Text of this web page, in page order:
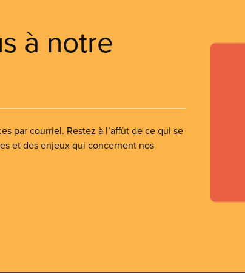
à notre
par courriel. Restez à l’affût de ce qui se
et des enjeux qui concernent nos